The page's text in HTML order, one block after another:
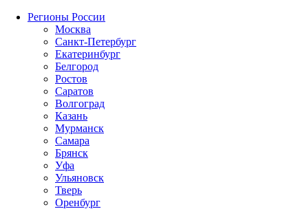
Регионы России
Москва
Санкт-Петербург
Екатеринбург
Белгород
Ростов
Саратов
Волгоград
Казань
Мурманск
Самара
Брянск
Уфа
Ульяновск
Тверь
Оренбург